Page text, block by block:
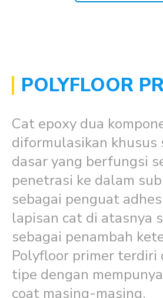
POLYFLOOR
Cat epoxy dua
diformulasikan khusus
dasar yang berfungsi
penetrasi ke dalam
sebagai penguat
lapisan cat di atasnya
sebagai penambah
Polyfloor primer terdiri
tipe dengan
coat masing-masing.